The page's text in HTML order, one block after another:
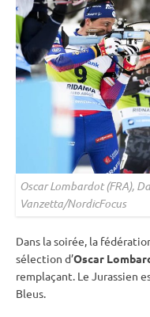
Oscar Lombardot (FRA),
Vanzetta/NordicFocus
Dans la soirée, la
sélection d’Oscar
remplaçant. Le Jurassien
Bleus.